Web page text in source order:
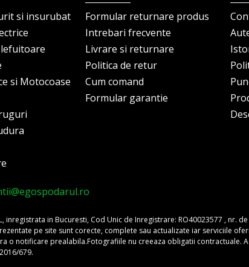
si insurubat
si Motocoase
Formular returnare produs
Intrebari frecvente
Livrare si returnare
Politica de retur
Cum comand
Formular garantie
inregistrata in Bucuresti, Cod Unic de Inregistrare: RO40023577 ,
pe site sunt corecte, complete sau actualizate iar serviciile
o notificare prealabila.Fotografiile nu creeaza obligatii contractuale.
679.